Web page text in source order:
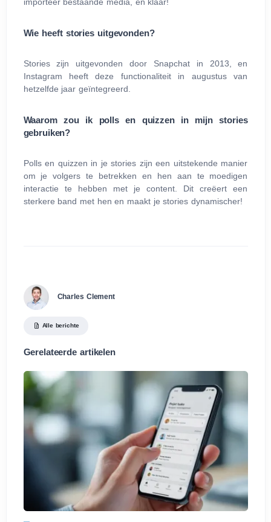
Wie heeft stories uitgevonden?
Stories zijn uitgevonden door Snapchat in 2013, en
Instagram heeft deze functionaliteit in augustus van
hetzelfde jaar geïntegreerd.
Waarom zou ik polls en quizzen in mijn stories
gebruiken?
Polls en quizzen in je stories zijn een uitstekende manier
om je volgers te betrekken en hen aan te moedigen
interactie te hebben met je content. Dit creëert een
sterkere band met hen en maakt je stories dynamischer!
Charles Clement
Alle berichte
Gerelateerde artikelen